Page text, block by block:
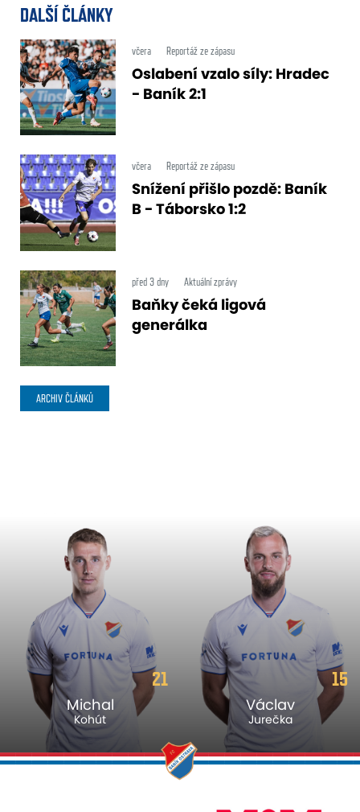
DALŠÍ ČLÁNKY
včera Reportáž ze zápasu
Oslabení vzalo síly: Hradec
- Baník 2:1
včera Reportáž ze zápasu
Snížení přišlo pozdě: Baník
B - Táborsko 1:2
před 3 dny Aktuální zprávy
Baňky čeká ligová
generálka
ARCHIV ČLÁNKŮ
21
Michal
Kohút
15
Václav
Jurečka